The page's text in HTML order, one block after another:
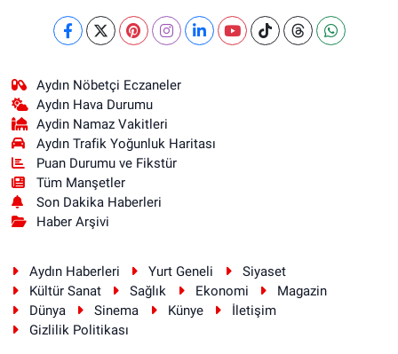
Aydın Nöbetçi Eczaneler
Aydın Hava Durumu
Aydin Namaz Vakitleri
Aydın Trafik Yoğunluk Haritası
Puan Durumu ve Fikstür
Tüm Manşetler
Son Dakika Haberleri
Haber Arşivi
Aydın Haberleri Yurt Geneli
Siyaset
Kültür Sanat
Sağlık Ekonomi
Magazin
Dünya
Sinema Künye
İletişim
Gizlilik Politikası